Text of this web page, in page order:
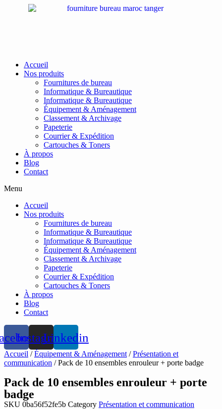
Accueil
Nos produits
Fournitures de bureau
Informatique & Bureautique
Informatique & Bureautique
Équipement & Aménagement
Classement & Archivage
Papeterie
Courrier & Expédition
Cartouches & Toners
À propos
Blog
Contact
Menu
Accueil
Nos produits
Fournitures de bureau
Informatique & Bureautique
Informatique & Bureautique
Équipement & Aménagement
Classement & Archivage
Papeterie
Courrier & Expédition
Cartouches & Toners
À propos
Blog
Contact
InstagramLinkedin
Accueil /Équipement & Aménagement /Présentation et
communication / Pack de 10 ensembles enrouleur + porte badge
Pack de 10 ensembles enrouleur + porte
badge
SKU 0ba56f52fe5b Category Présentation et communication